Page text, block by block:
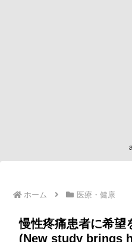
ホーム 医療・健康
慢性疼痛患者に希望
(New study brings